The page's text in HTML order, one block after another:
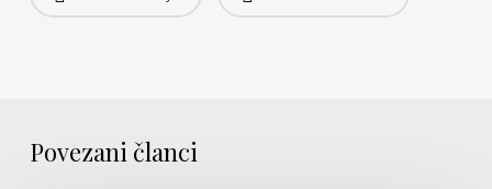
Povezani članci